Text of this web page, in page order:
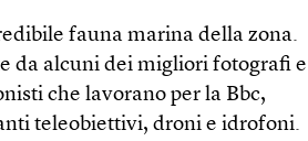
fauna marina della zona.
da alcuni dei migliori fotografi e
che lavorano per la Bbc,
teleobiettivi, droni e idrofoni.